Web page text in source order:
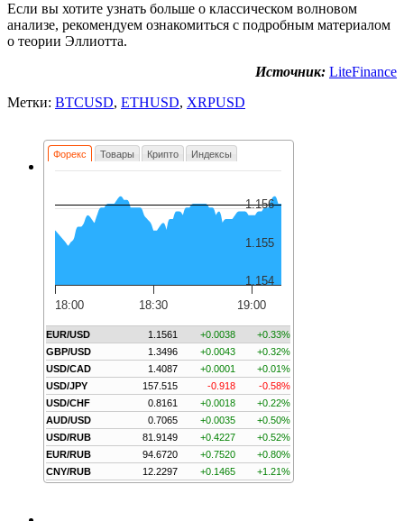
Если вы хотите узнать больше о классическом волновом
анализе, рекомендуем ознакомиться с подробным материалом
о теории Эллиотта.
Источник: LiteFinance
Метки: BTCUSD, ETHUSD, XRPUSD
Форекс Товары Крипто Индексы
18:00 18:30 19:00
1.154
1.155
1.156
EUR/USD 1.1561 +0.0038
+0.33%
GBP/USD
1.3496 +0.0043
+0.32%
USD/CAD
1.4087 +0.0001
+0.01%
USD/JPY
157.515 -0.918
-0.58%
USD/CHF
0.8161 +0.0018
+0.22%
AUD/USD
0.7065 +0.0035
+0.50%
USD/RUB
81.9149 +0.4227
+0.52%
EUR/RUB
94.6720 +0.7520
+0.80%
CNY/RUB
12.2297 +0.1465 +1.21%